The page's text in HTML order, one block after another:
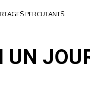
PERCUTANTS